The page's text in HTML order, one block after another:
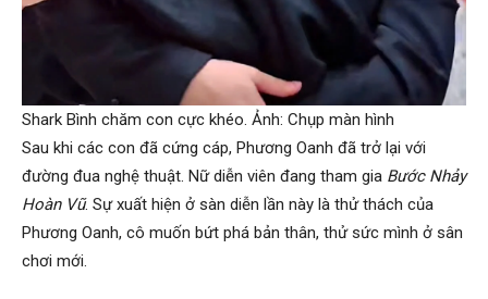
Shark Bình chăm con cực khéo. Ảnh: Chụp màn hình
Sau khi các con đã cứng cáp, Phương Oanh đã trở lại với
đường đua nghệ thuật. Nữ diễn viên đang tham gia Bước Nhảy
Hoàn Vũ. Sự xuất hiện ở sàn diễn lần này là thử thách của
Phương Oanh, cô muốn bứt phá bản thân, thử sức mình ở sân
chơi mới.